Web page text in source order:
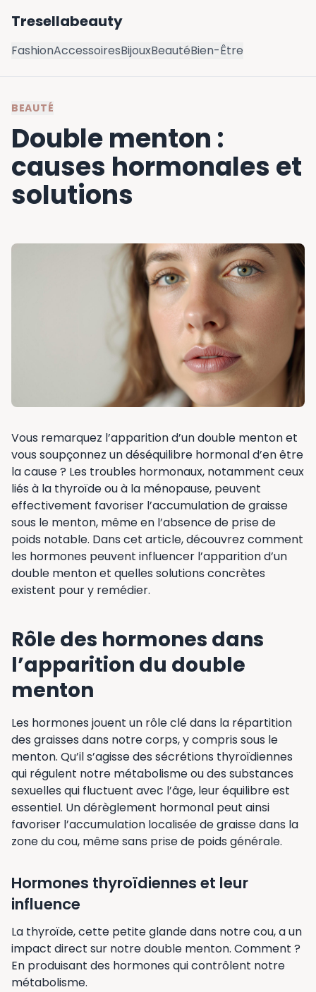
Tresellabeauty
FashionAccessoiresBijouxBeautéBien-Être
BEAUTÉ
Double menton :
causes hormonales et
solutions
Vous remarquez l’apparition d’un double menton et
vous soupçonnez un déséquilibre hormonal d’en être
la cause ? Les troubles hormonaux, notamment ceux
liés à la thyroïde ou à la ménopause, peuvent
effectivement favoriser l’accumulation de graisse
sous le menton, même en l’absence de prise de
poids notable. Dans cet article, découvrez comment
les hormones peuvent influencer l’apparition d’un
double menton et quelles solutions concrètes
existent pour y remédier.
Rôle des hormones dans
l’apparition du double
menton
Les hormones jouent un rôle clé dans la répartition
des graisses dans notre corps, y compris sous le
menton. Qu’il s’agisse des sécrétions thyroïdiennes
qui régulent notre métabolisme ou des substances
sexuelles qui fluctuent avec l’âge, leur équilibre est
essentiel. Un dérèglement hormonal peut ainsi
favoriser l’accumulation localisée de graisse dans la
zone du cou, même sans prise de poids générale.
Hormones thyroïdiennes et leur
influence
La thyroïde, cette petite glande dans notre cou, a un
impact direct sur notre double menton. Comment ?
En produisant des hormones qui contrôlent notre
métabolisme.